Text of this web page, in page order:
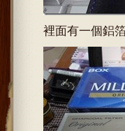
裡面有一個鋁